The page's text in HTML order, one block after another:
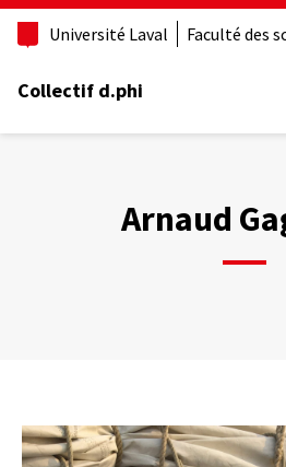
Aller
principal
Université Laval Faculté des
Collectif d.phi
Arnaud